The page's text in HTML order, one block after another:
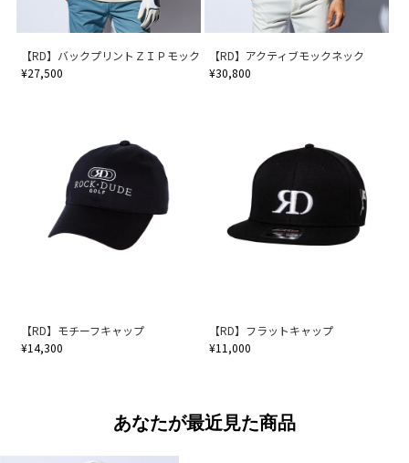
【RD】バックプリントＺＩＰモック
¥27,500
【RD】アクティブモックネック
¥30,800
【RD】モチーフキャップ
¥14,300
【RD】フラットキャップ
¥11,000
あなたが最近見た商品